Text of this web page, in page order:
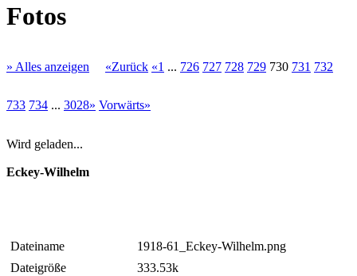
Fotos
» Alles anzeigen «Zurück «1 ... 726 727 728 729 730 731 732
733 734 ... 3028» Vorwärts»
Wird geladen...
Eckey-Wilhelm
Dateiname
1918-61_Eckey-Wilhelm.png
Dateigröße
333.53k